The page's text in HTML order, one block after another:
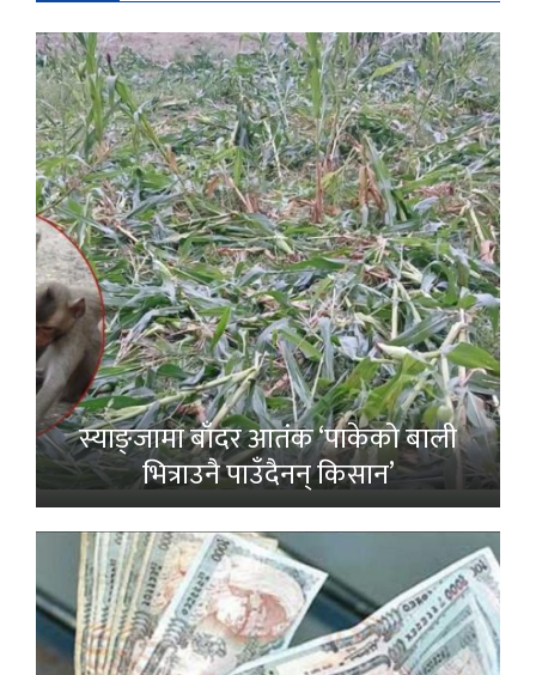
स्याङ्जामा बाँदर आतंक ‘पाकेको बाली
भित्राउनै पाउँदैनन् किसान’